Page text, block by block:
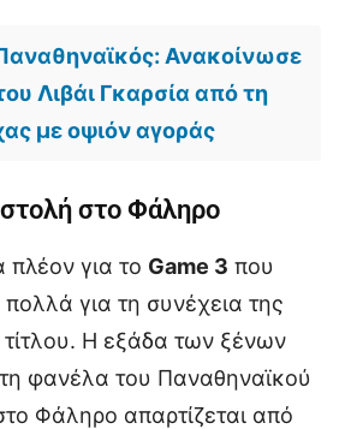
Ανακοίνωσε
Λιβάι Γκαρσία από τη
με οψιόν αγοράς
στο Φάληρο
πλέον για το Game 3 που
πολλά για τη συνέχεια της
τίτλου. Η εξάδα των ξένων
φανέλα του Παναθηναϊκού
Φάληρο απαρτίζεται από